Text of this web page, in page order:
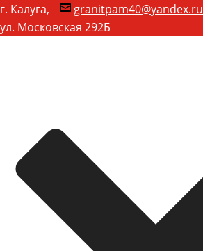
granitpam40@yandex.ru
г. Калуга,
ул. Московская 292Б